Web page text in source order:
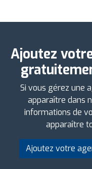
Ajoutez
Si vous gérez une
apparaître dans
informations de
apparaître
Ajoutez votre